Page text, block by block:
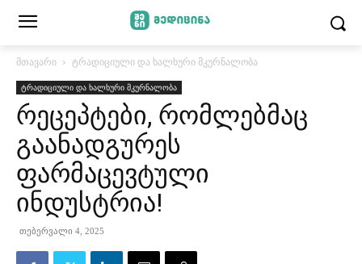
მთავარი ტრადიციული და ხალხური მკურნალობა
ტრადიციული და ხალხური მკურნალობა
რეცეპტები, რომლებმაც
გაანადგურეს
ფარმაცევტული
ინდუსტრია!
თებერვალი 4, 2025